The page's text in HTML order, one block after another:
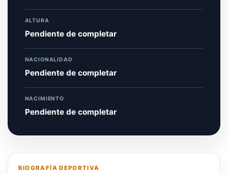
ALTURA
Pendiente de completar
NACIONALIDAD
Pendiente de completar
NACIMIENTO
Pendiente de completar
BIOGRAFÍA DEPORTIVA